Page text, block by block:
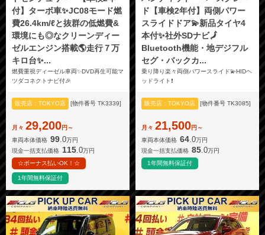
付】ターボ車✨JC08モード燃
費26.4km/ℓと抜群の低燃費&
環境にも◎なクリーンディー
ゼルエンジン搭載🌎走行７万
キロ台✨...
燃費重視ディーゼル車両✨DVD再生可能マ
ツダコネクトナビ付🎉
販売店：TOKYO店 [物件番号 TK3339]
月々 29,200円～
車両本体価格 99 .0万円
現金一括支払価格 115.0万円
☆ボーナス払いOK！☆
1年間無料保証付
ド【車検2年付】両側パワー
スライドドア💫新品タイヤ4
本付✨社外SDナビ🗾
Bluetooth機能・地デジフル
セグ・バックカ...
乗り降り楽々両側パワースライド💫HIDヘ
ッドライト❗
販売店：TOKYO店 [物件番号 TK3085]
月々 21,500円～
車両本体価格 64 .0万円
現金一括支払価格 85.0万円
1年間無料保証付